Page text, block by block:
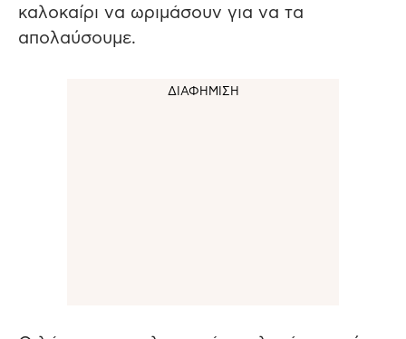
καλοκαίρι να ωριμάσουν για να τα
απολαύσουμε.